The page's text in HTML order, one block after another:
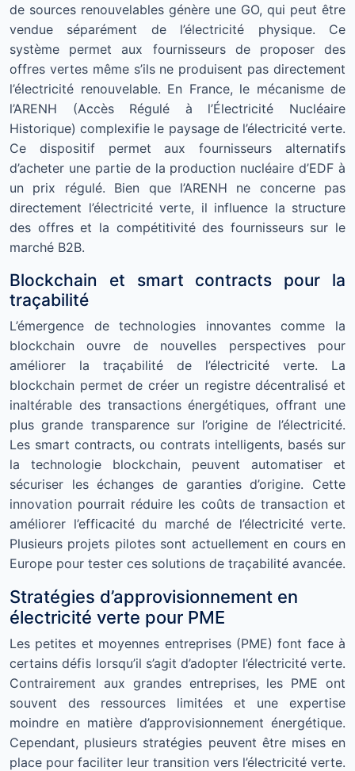
de sources renouvelables génère une GO, qui peut être
vendue séparément de l’électricité physique. Ce
système permet aux fournisseurs de proposer des
offres vertes même s’ils ne produisent pas directement
l’électricité renouvelable. En France, le mécanisme de
l’ARENH (Accès Régulé à l’Électricité Nucléaire
Historique) complexifie le paysage de l’électricité verte.
Ce dispositif permet aux fournisseurs alternatifs
d’acheter une partie de la production nucléaire d’EDF à
un prix régulé. Bien que l’ARENH ne concerne pas
directement l’électricité verte, il influence la structure
des offres et la compétitivité des fournisseurs sur le
marché B2B.
Blockchain et smart contracts pour la
traçabilité
L’émergence de technologies innovantes comme la
blockchain ouvre de nouvelles perspectives pour
améliorer la traçabilité de l’électricité verte. La
blockchain permet de créer un registre décentralisé et
inaltérable des transactions énergétiques, offrant une
plus grande transparence sur l’origine de l’électricité.
Les smart contracts, ou contrats intelligents, basés sur
la technologie blockchain, peuvent automatiser et
sécuriser les échanges de garanties d’origine. Cette
innovation pourrait réduire les coûts de transaction et
améliorer l’efficacité du marché de l’électricité verte.
Plusieurs projets pilotes sont actuellement en cours en
Europe pour tester ces solutions de traçabilité avancée.
Stratégies d’approvisionnement en
électricité verte pour PME
Les petites et moyennes entreprises (PME) font face à
certains défis lorsqu’il s’agit d’adopter l’électricité verte.
Contrairement aux grandes entreprises, les PME ont
souvent des ressources limitées et une expertise
moindre en matière d’approvisionnement énergétique.
Cependant, plusieurs stratégies peuvent être mises en
place pour faciliter leur transition vers l’électricité verte.